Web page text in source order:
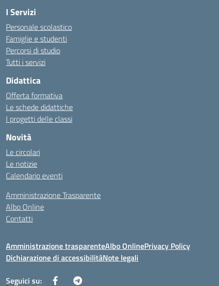
I Servizi
Personale scolastico
Famiglie e studenti
Percorsi di studio
Tutti i servizi
Didattica
Offerta formativa
Le schede didattiche
I progetti delle classi
Novità
Le circolari
Le notizie
Calendario eventi
Amministrazione Trasparente
Albo Online
Contatti
Amministrazione trasparenteAlbo OnlinePrivacy Policy
Dichiarazione di accessibilitàNote legali
Seguici su: